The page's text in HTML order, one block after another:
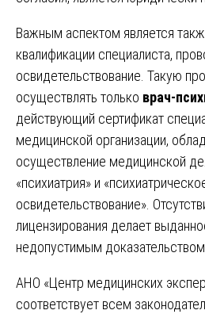
Важным аспектом является
квалификации специалиста,
освидетельствование. Такую
осуществлять только врач-
действующий сертификат
медицинской организации,
осуществление медицинской
«психиатрия» и
освидетельствование».
лицензирования делает
недопустимым
АНО «Центр медицинских
соответствует всем